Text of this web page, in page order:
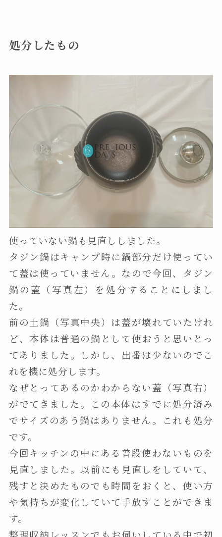
処分したもの
使っていない鍋も見直ししました。
タジン鍋はキャンプ時に鍋部分だけ使ってい
て蓋は使っていません。なので今回、タジン
鍋の蓋（写真左）を処分することにしまし
た。
前の土鍋（写真中央）は蓋が壊れていたけれ
ど、本体は普通の鍋として使おうと思いとっ
てありました。しかし、出番は少ないのでこ
れを機に処分します。
なぜとってあるのかわからない蓋（写真右）
がでてきました。この本体はすでに処分済み
でサイズのあう鍋はありません。これも処分
です。
今回キッチンの中にある普段使わないものを
見直しました。以前にも見直しをしていて、
残すと決めたものでも時間をおくと、使い方
や気持ちが変化していて手放すことができま
す。